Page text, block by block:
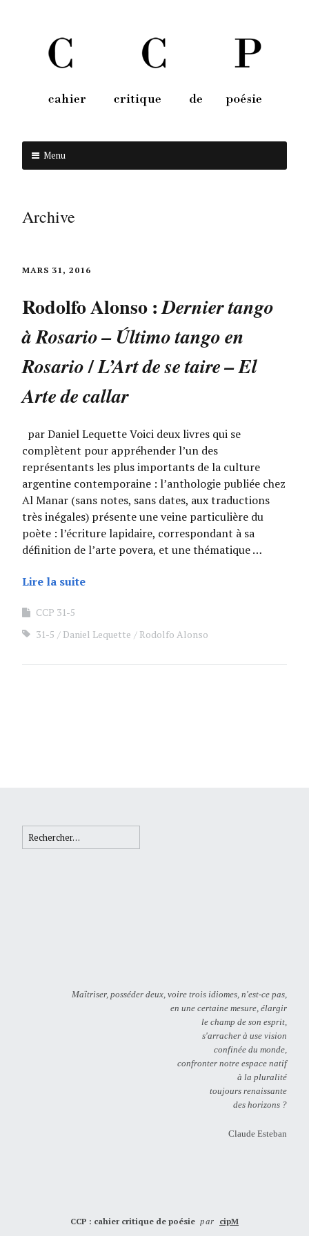
Menu
Archive
MARS 31, 2016
Rodolfo Alonso :Dernier tango
à Rosario – Último tango en
Rosario/L’Art de se taire – El
Arte de callar
par Daniel Lequette Voici deux livres qui se
complètent pour appréhender l’un des
représentants les plus importants de la culture
argentine contemporaine : l’anthologie publiée chez
Al Manar (sans notes, sans dates, aux traductions
très inégales) présente une veine particulière du
poète : l’écriture lapidaire, correspondant à sa
définition de l’arte povera, et une thématique …
Lire la suite
CCP 31-5
31-5
Daniel Lequette Rodolfo Alonso
Rechercher :
Maïtriser, posséder deux, voire trois idiomes, n'est-ce pas,
en une certaine mesure, élargir
le champ de son esprit,
s'arracher à use vision
confinée du monde,
confronter notre espace natif
à la pluralité
toujours renaissante
des horizons ?
Claude Esteban
CCP : cahier critique de poésie par cipM